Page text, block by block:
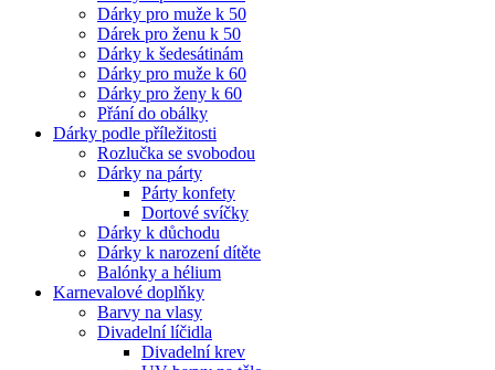
Dárky pro muže k 50
Dárek pro ženu k 50
Dárky k šedesátinám
Dárky pro muže k 60
Dárky pro ženy k 60
Přání do obálky
Dárky podle příležitosti
Rozlučka se svobodou
Dárky na párty
Párty konfety
Dortové svíčky
Dárky k důchodu
Dárky k narození dítěte
Balónky a hélium
Karnevalové doplňky
Barvy na vlasy
Divadelní líčidla
Divadelní krev